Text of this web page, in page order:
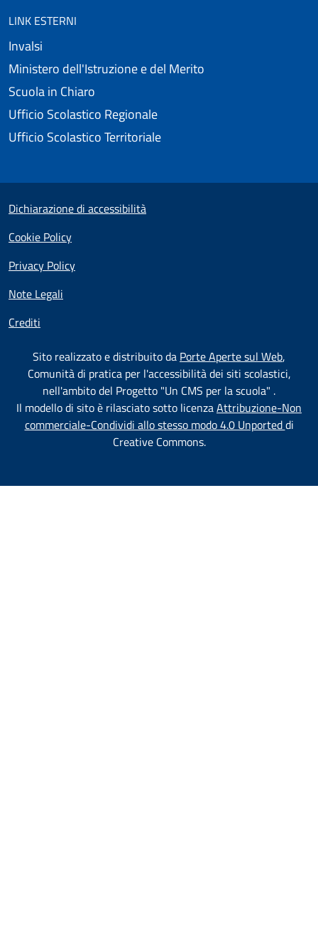
LINK ESTERNI
Invalsi
Ministero dell'Istruzione e del Merito
Scuola in Chiaro
Ufficio Scolastico Regionale
Ufficio Scolastico Territoriale
Small prints
Dichiarazione di accessibilità
Cookie Policy
Privacy Policy
Note Legali
Crediti
Test
Sito realizzato e distribuito da Porte Aperte sul Web,
Comunità di pratica per l'accessibilità dei siti scolastici,
nell'ambito del Progetto "Un CMS per la scuola" .
Il modello di sito è rilasciato sotto licenzaAttribuzione-Non
commerciale-Condividi allo stesso modo 4.0 Unporteddi
Creative Commons.